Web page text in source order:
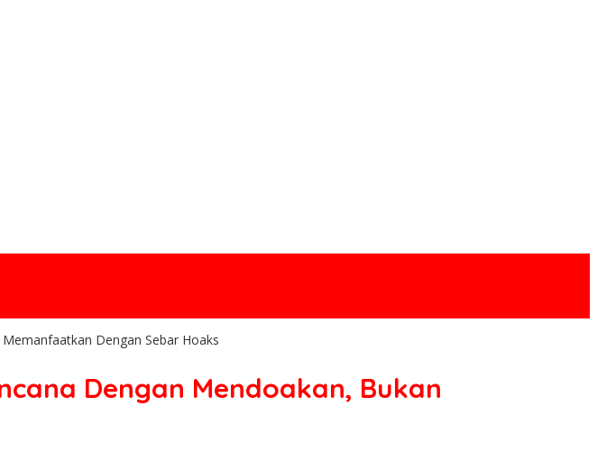
Dengan Sebar Hoaks
Dengan Mendoakan, Bukan